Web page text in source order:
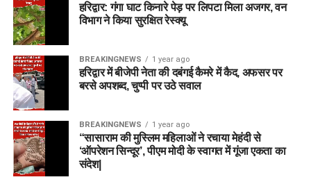
हरिद्वार: गंगा घाट किनारे पेड़ पर लिपटा मिला अजगर, वन
विभाग ने किया सुरक्षित रेस्क्यू
BREAKINGNEWS 1 year ago
हरिद्वार में बीजेपी नेता की दबंगई कैमरे में कैद, अफसर पर
बरसे अपशब्द, चुप्पी पर उठे सवाल
BREAKINGNEWS 1 year ago
“सासाराम की मुस्लिम महिलाओं ने रचाया मेहंदी से
‘ऑपरेशन सिन्दूर’, पीएम मोदी के स्वागत में गूंजा एकता का
संदेश|